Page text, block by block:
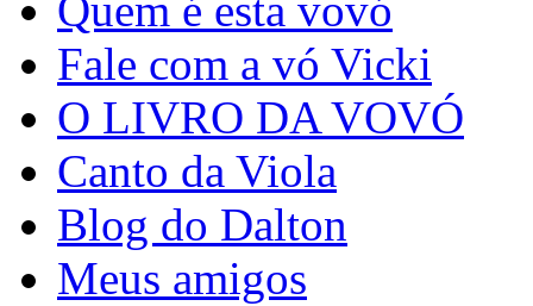
Quem é esta vovó
Fale com a vó Vicki
O LIVRO DA VOVÓ
Canto da Viola
Blog do Dalton
Meus amigos